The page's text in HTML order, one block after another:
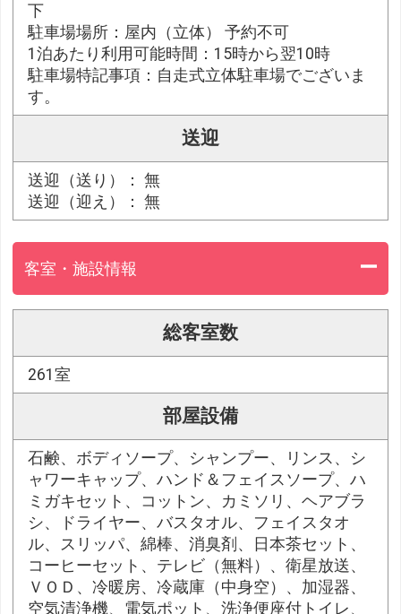
下
駐車場場所：屋内（立体） 予約不可
1泊あたり利用可能時間：15時から翌10時
駐車場特記事項：自走式立体駐車場でございま
す。
送迎
送迎（送り）： 無
送迎（迎え）： 無
客室・施設情報
総客室数
261室
部屋設備
石鹸、ボディソープ、シャンプー、リンス、シ
ャワーキャップ、ハンド＆フェイスソープ、ハ
ミガキセット、コットン、カミソリ、ヘアブラ
シ、ドライヤー、バスタオル、フェイスタオ
ル、スリッパ、綿棒、消臭剤、日本茶セット、
コーヒーセット、テレビ（無料）、衛星放送、
ＶＯＤ、冷暖房、冷蔵庫（中身空）、加湿器、
空気清浄機、電気ポット、洗浄便座付トイレ、